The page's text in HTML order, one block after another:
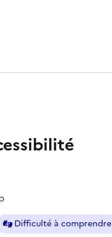
Difficulté à comprendre